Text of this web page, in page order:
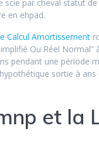
scie par cheval statut de
en ehpad.
Calcul Amortissement
Ou Réel Normal”
pendant une période
sortie à ans
et la